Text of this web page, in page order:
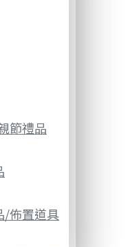
節禮品
/佈置道具